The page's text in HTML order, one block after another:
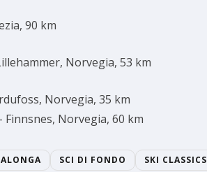
90 km
Norvegia, 53 km
Norvegia, 35 km
Finnsnes, Norvegia, 60 km
SCI DI FONDO SKI CLASSICS